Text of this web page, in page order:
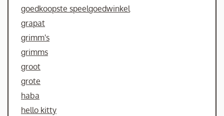
goedkoopste speelgoedwinkel
grapat
grimm's
grimms
groot
grote
haba
hello kitty